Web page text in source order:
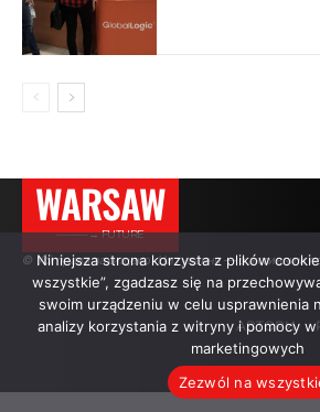
WARSAW
———→ FUTURE
© Усі права захищено. Цитування — з активним
АВТОРИ
Niniejsza strona korzysta z plików
wszystkie”, zgadzasz się na
swoim urządzeniu w celu usprawnienia
analizy korzystania z witryny i pomocy w
marketingowych
Zezwól na